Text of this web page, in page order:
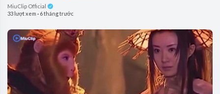
MiuClip Official
33 lượt xem · 6 tháng trước